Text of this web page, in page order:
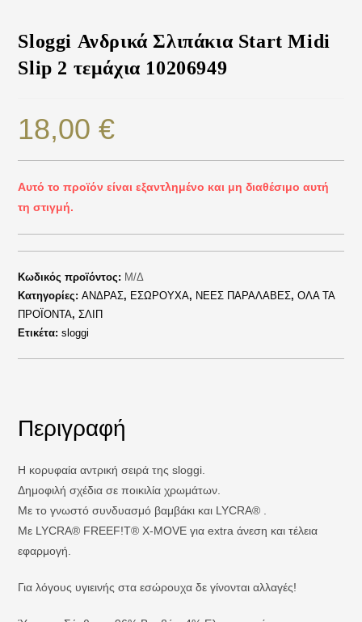
Sloggi Ανδρικά Σλιπάκια Start Midi
Slip 2 τεμάχια 10206949
18,00€
Αυτό το προϊόν είναι εξαντλημένο και μη διαθέσιμο αυτή
τη στιγμή.
Κωδικός προϊόντος: Μ/Δ
Κατηγορίες:ΑΝΔΡΑΣ, ΕΣΩΡΟΥΧΑ, ΝΕΕΣ ΠΑΡΑΛΑΒΕΣ,ΟΛΑ ΤΑ
ΠΡΟΪΟΝΤΑ,ΣΛΙΠ
Ετικέτα:sloggi
Περιγραφή
Η κορυφαία αντρική σειρά της sloggi.
Δημοφιλή σχέδια σε ποικιλία χρωμάτων.
Με το γνωστό συνδυασμό βαμβάκι και LYCRA® .
Με LYCRA® FREEF!T® X-MOVE για extra άνεση και τέλεια
εφαρμογή.
Για λόγους υγιεινής στα εσώρουχα δε γίνονται αλλαγές!